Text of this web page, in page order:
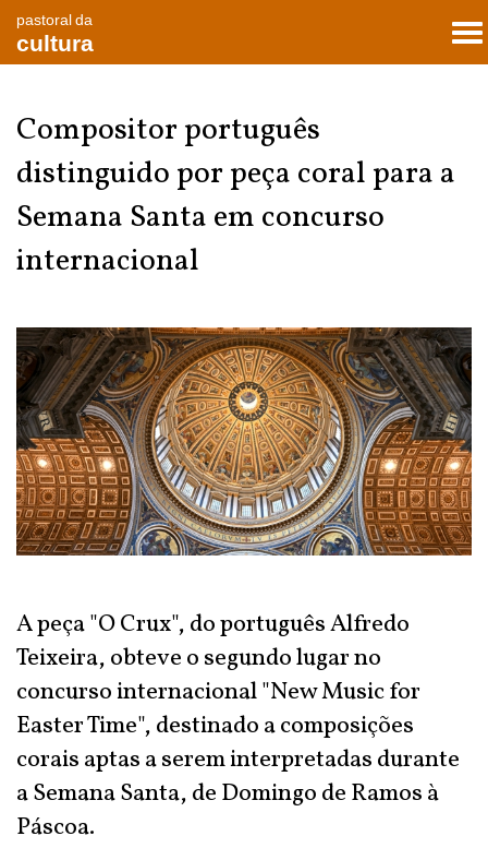
pastoral da
cultura
Compositor português
distinguido por peça coral para a
Semana Santa em concurso
internacional
A peça "O Crux", do português Alfredo
Teixeira, obteve o segundo lugar no
concurso internacional "New Music for
Easter Time", destinado a composições
corais aptas a serem interpretadas durante
a Semana Santa, de Domingo de Ramos à
Páscoa.